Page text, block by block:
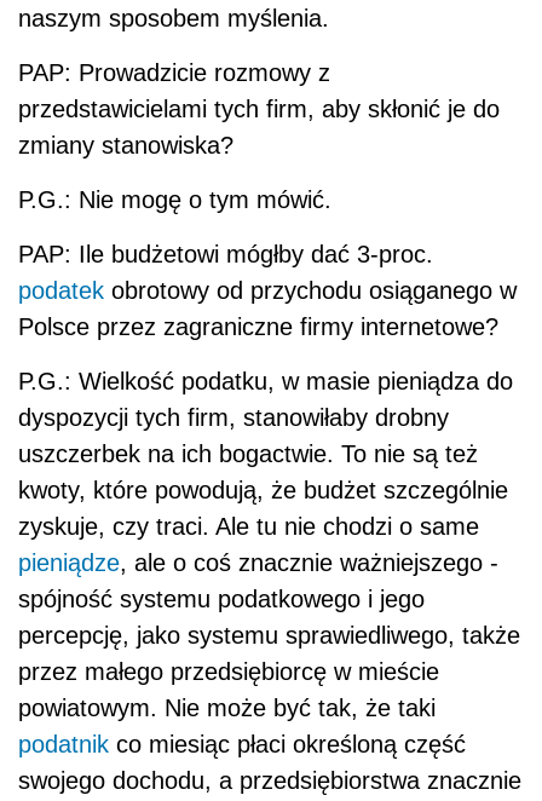
naszym sposobem myślenia.
PAP: Prowadzicie rozmowy z
przedstawicielami tych firm, aby skłonić je do
zmiany stanowiska?
P.G.: Nie mogę o tym mówić.
PAP: Ile budżetowi mógłby dać 3-proc.
podatek obrotowy od przychodu osiąganego w
Polsce przez zagraniczne firmy internetowe?
P.G.: Wielkość podatku, w masie pieniądza do
dyspozycji tych firm, stanowiłaby drobny
uszczerbek na ich bogactwie. To nie są też
kwoty, które powodują, że budżet szczególnie
zyskuje, czy traci. Ale tu nie chodzi o same
pieniądze, ale o coś znacznie ważniejszego -
spójność systemu podatkowego i jego
percepcję, jako systemu sprawiedliwego, także
przez małego przedsiębiorcę w mieście
powiatowym. Nie może być tak, że taki
podatnik co miesiąc płaci określoną część
swojego dochodu, a przedsiębiorstwa znacznie